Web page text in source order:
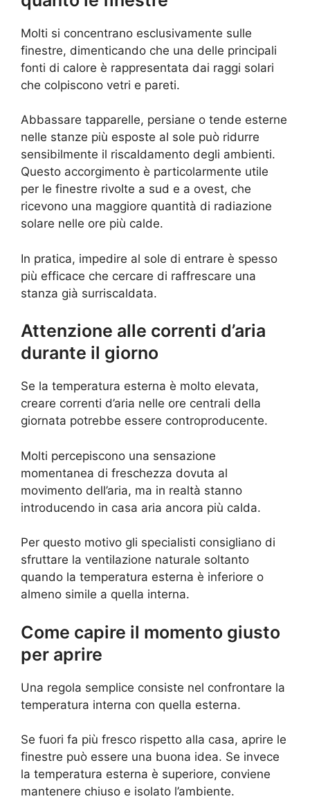
Molti si concentrano esclusivamente sulle
finestre, dimenticando che una delle principali
fonti di calore è rappresentata dai raggi solari
che colpiscono vetri e pareti.
Abbassare tapparelle, persiane o tende esterne
nelle stanze più esposte al sole può ridurre
sensibilmente il riscaldamento degli ambienti.
Questo accorgimento è particolarmente utile
per le finestre rivolte a sud e a ovest, che
ricevono una maggiore quantità di radiazione
solare nelle ore più calde.
In pratica, impedire al sole di entrare è spesso
più efficace che cercare di raffrescare una
stanza già surriscaldata.
Attenzione alle correnti d’aria
durante il giorno
Se la temperatura esterna è molto elevata,
creare correnti d’aria nelle ore centrali della
giornata potrebbe essere controproducente.
Molti percepiscono una sensazione
momentanea di freschezza dovuta al
movimento dell’aria, ma in realtà stanno
introducendo in casa aria ancora più calda.
Per questo motivo gli specialisti consigliano di
sfruttare la ventilazione naturale soltanto
quando la temperatura esterna è inferiore o
almeno simile a quella interna.
Come capire il momento giusto
per aprire
Una regola semplice consiste nel confrontare la
temperatura interna con quella esterna.
Se fuori fa più fresco rispetto alla casa, aprire le
finestre può essere una buona idea. Se invece
la temperatura esterna è superiore, conviene
mantenere chiuso e isolato l’ambiente.